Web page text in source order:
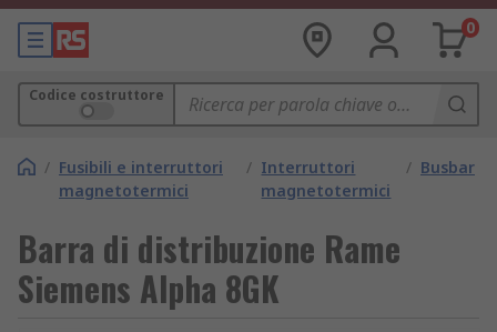
0
Codice costruttore
/ Fusibili e interruttori
magnetotermici
/ Interruttori
magnetotermici
/ Busbar
Barra di distribuzione Rame
Siemens Alpha 8GK